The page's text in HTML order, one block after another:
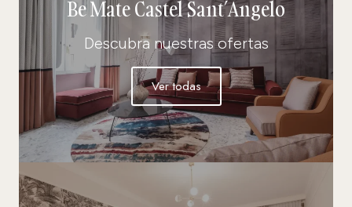
Be Mate Castel Sant’Angelo
Descubra nuestras ofertas
Ver todas